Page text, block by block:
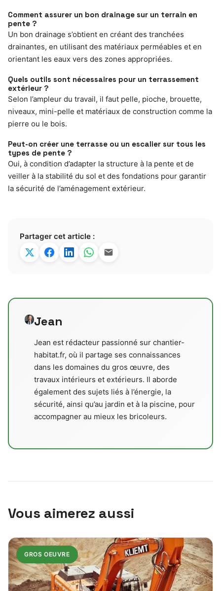
Comment assurer un bon drainage sur un terrain en
pente ?
Un bon drainage s’obtient en créant des tranchées
drainantes, en utilisant des matériaux perméables et en
orientant les eaux vers des zones appropriées.
Quels outils sont nécessaires pour un terrassement
extérieur ?
Selon l’ampleur du travail, il faut pelle, pioche, brouette,
niveaux, mini-pelle et matériaux de construction comme la
pierre ou le bois.
Peut-on créer une terrasse ou un escalier sur tous les
types de pente ?
Oui, à condition d’adapter la structure à la pente et de
veiller à la stabilité du sol et des fondations pour garantir
la sécurité de l’aménagement extérieur.
Partager cet article :
Jean
Jean est rédacteur passionné sur chantier-
habitat.fr, où il partage ses connaissances
dans les domaines du gros œuvre, des
travaux intérieurs et extérieurs. Il aborde
également des sujets liés à l’énergie, la
sécurité, ainsi qu’au jardin et à la piscine, pour
accompagner au mieux les bricoleurs.
Vous aimerez aussi
GROS OEUVRE